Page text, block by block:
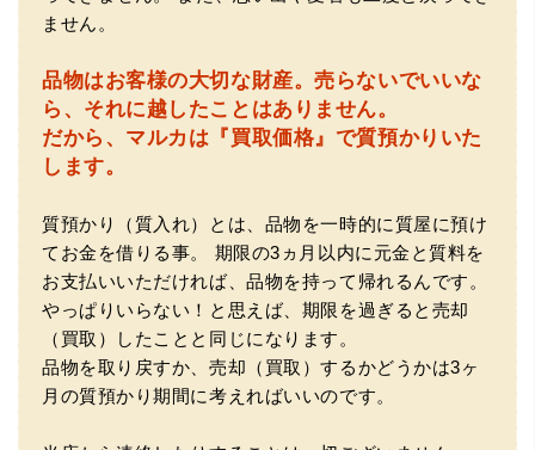
（大阪府門真市）他店ではメール見積もりの時点で数千
円〜1万程度の見積もりでしたが、こちらのメールでの見積
もりは倍以上ちがうので利用させて頂きました。 対応も丁
寧で良かったです。
（大阪市東淀川区）出来るだけ安く買取られるのかな…?と
いう不安が最初は有りましたが、面倒な営業トークも一切
ません。
品物はお客様の大切な財産。売らないでいいな
ら、それに越したことはありません。
だから、マルカは『買取価格』で質預かりいた
します。
質預かり（質入れ）とは、品物を一時的に質屋に預け
てお金を借りる事。
期限の3ヵ月以内に元金と質料を
お支払いいただければ、品物を持って帰れるんです。
やっぱりいらない！と思えば、期限を過ぎると売却
（買取）したことと同じになります。
品物を取り戻すか、売却（買取）するかどうかは3ヶ
月の質預かり期間に考えればいいのです。